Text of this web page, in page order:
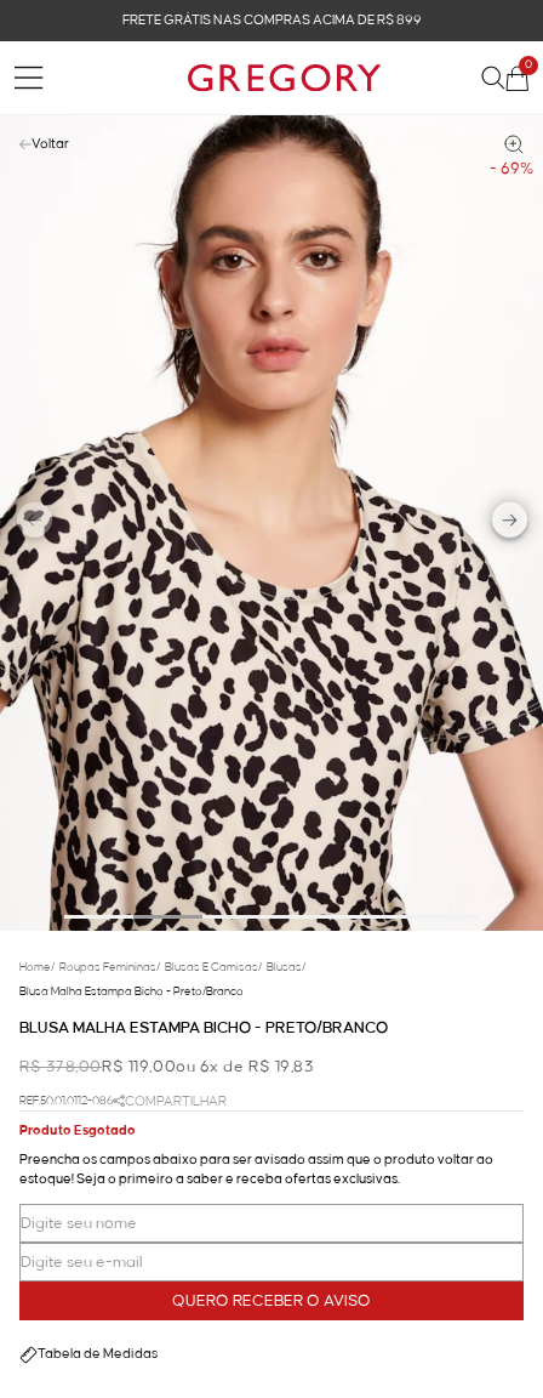
FRETE GRÁTIS NAS COMPRAS ACIMA DE R$ 899
0
- 69%
Voltar
Home/ Roupas Femininas/ Blusas E Camisas/ Blusas/
Blusa Malha Estampa Bicho - Preto/branco
BLUSA MALHA ESTAMPA BICHO - PRETO/BRANCO
R$ 378,00R$ 119,00ou 6x de R$ 19,83
REF.50.01.0112-086
COMPARTILHAR
Produto Esgotado
Preencha os campos abaixo para ser avisado assim que o produto voltar ao
estoque! Seja o primeiro a saber e receba ofertas exclusivas.
QUERO RECEBER O AVISO
Tabela de Medidas